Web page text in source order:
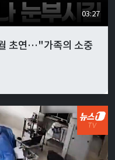
03:27
초연…"가족의 소중